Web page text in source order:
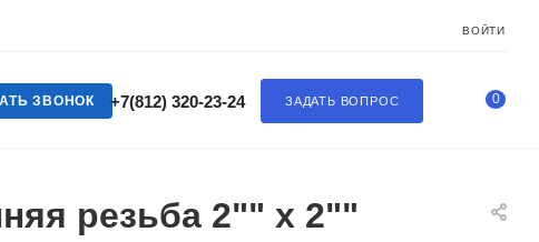
ВОЙТИ
ЗАДАТЬ ВОПРОС
+7(812) 320-23-24
ЗВОНОК 0
резьба 2"" x 2""